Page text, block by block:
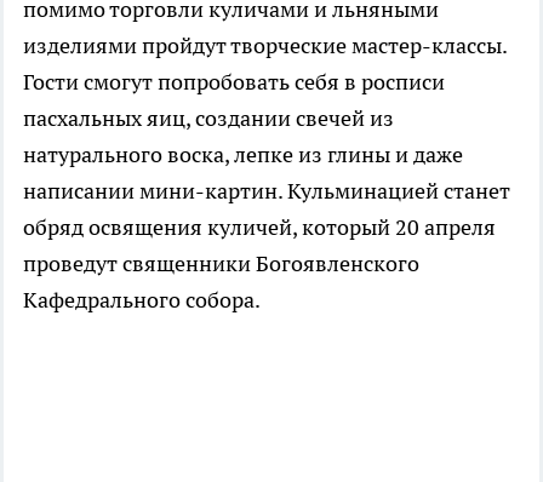
помимо торговли куличами и льняными
изделиями пройдут творческие мастер-классы.
Гости смогут попробовать себя в росписи
пасхальных яиц, создании свечей из
натурального воска, лепке из глины и даже
написании мини-картин. Кульминацией станет
обряд освящения куличей, который 20 апреля
проведут священники Богоявленского
Кафедрального собора.